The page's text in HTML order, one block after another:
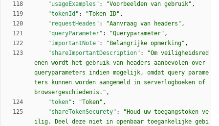
"usageExamples" : "Voorbeelden van gebruik" ,
"tokenId" : "Token ID" ,
"requestHeades" : "Aanvraag van headers" ,
"queryParameter" : "Queryparameter" ,
"importantNote" : "Belangrijke opmerking" ,
"shareImportantDescription" :
"Om veiligheidsred
enen wordt het gebruik van headers aanbevolen over
queryparameters indien mogelijk, omdat query parame
ters kunnen worden aangemeld in serverlogboeken of
browsergeschiedenis." ,
"token" : "Token" ,
"shareTokenSecurety" :
"Houd uw toegangstoken ve
ilig. Deel deze niet in openbaar toegankelijke gebi